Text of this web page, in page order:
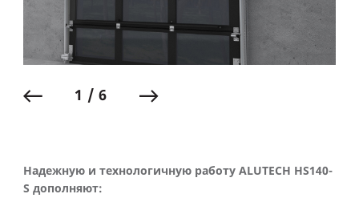
1 / 6
Надежную и технологичную работу ALUTECH HS140-
S дополняют: